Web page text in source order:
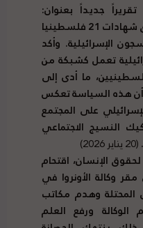
جديداً بعنوان:
“الجحيم الحي”، الذي وثق شهادات 21 فلسطينيا
الإسرائيلية. وأكد
تعمل كشبكة من
ما أدى إلى
أن هذه السياسة تعكس
على المجتمع
النسيج الاجتماعي
(20 يناير 2026)
الإنسان، اقتحام
مقر وكالة الأونروا في
وهدم مكاتب
الوكالة ورفع العلم